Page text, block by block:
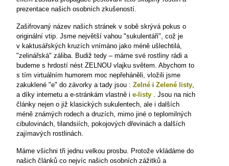
prezentace našich osobních zkušeností.
Zašifrovaný název našich stránek v sobě skrývá pokus o
originální vtip. Jsme největší vahou "sukulentáři", což je
v kaktusářských kruzích vnímáno jako méně ušlechtilá,
"zelinářská" záliba. Budiž tedy – máme své rostliny rádi a
budeme s hrdostí nést ZELNOU vlajku světem. Abychom to
s tím virtuálním humorem moc nepřeháněli, vložili jsme
zakuklené "e" do závorky a tady jsou : Zelné i Zelené listy,
a díky internetu a e-stránkám vlastně i e-listy . Jsou na nich
články nejen o již klasických sukulentech, ale i dalších
méně známých rodech a druzích, mimo jiné o teplomilných
cibulovinách, tilandsiích, pokojových dřevinách a dalších
zajímavých rostlinách.
Máme všichni tři jednu velkou prosbu. Protože vkládáme do
našich článků co nejvíc našich osobních zážitků a